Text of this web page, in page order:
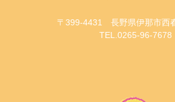
〒399-4431 長野県伊那市西
TEL.0265-96-7678